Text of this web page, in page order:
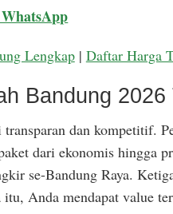
Lengkap| Daftar Harga
Bandung 2026
dan kompetitif.
dari ekonomis hingga
se-Bandung Raya.
itu, Anda mendapat value